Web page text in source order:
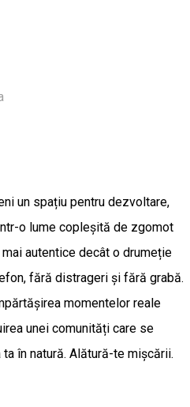
un spațiu pentru dezvoltare,
o lume copleșită de zgomot
autentice decât o drumeție
fără distrageri și fără grabă.
momentelor reale
unei comunități care se
în natură. Alătură-te mișcării.